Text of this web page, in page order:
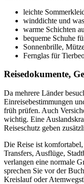
leichte
winddichte und
warme Schichten
bequeme Schuhe
Sonnenbrille,
Fernglas für
Reisedokumente,
Da mehrere Länder
Einreisebestimmungen
früh prüfen. Auch
wichtig. Eine
Reiseschutz geben
Die Reise ist
Transfers, Ausflüge,
verlangen eine normale
sprechen Sie vor der
Kreislauf oder